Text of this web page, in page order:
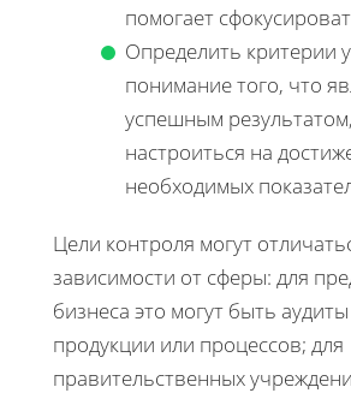
помогает
Определить критерии
понимание того, что
успешным
настроиться на
необходимых
Цели контроля могут
зависимости от сферы: для
бизнеса это могут быть
продукции или процессов; для
правительственных